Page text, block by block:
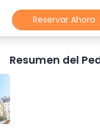
Reservar Ahora
Resumen del